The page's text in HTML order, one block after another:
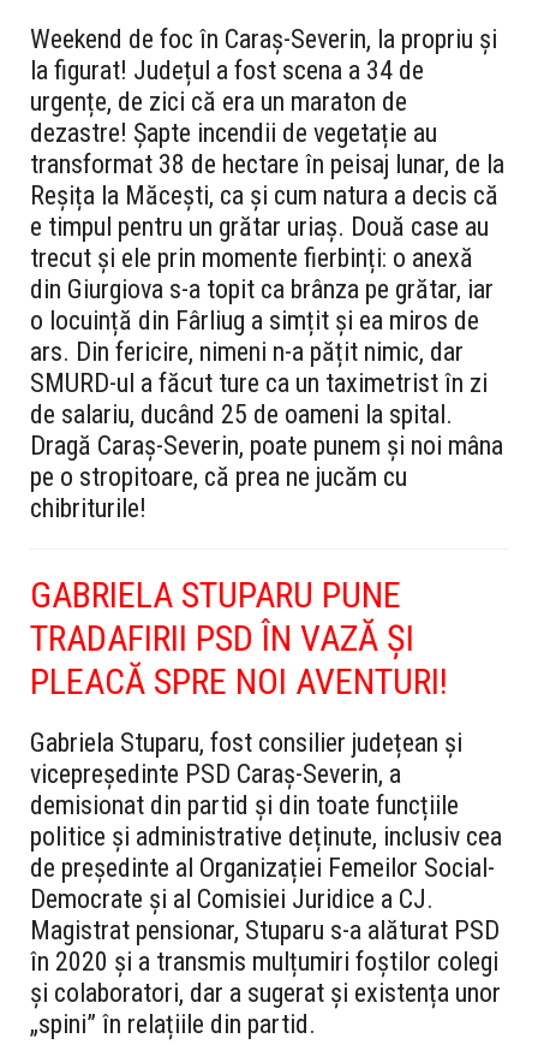
Weekend de foc în Caraș-Severin, la propriu și
la figurat! Județul a fost scena a 34 de
urgențe, de zici că era un maraton de
dezastre! Șapte incendii de vegetație au
transformat 38 de hectare în peisaj lunar, de la
Reșița la Măcești, ca și cum natura a decis că
e timpul pentru un grătar uriaș. Două case au
trecut și ele prin momente fierbinți: o anexă
din Giurgiova s-a topit ca brânza pe grătar, iar
o locuință din Fârliug a simțit și ea miros de
ars. Din fericire, nimeni n-a pățit nimic, dar
SMURD-ul a făcut ture ca un taximetrist în zi
de salariu, ducând 25 de oameni la spital.
Dragă Caraș-Severin, poate punem și noi mâna
pe o stropitoare, că prea ne jucăm cu
chibriturile!
GABRIELA STUPARU PUNE
TRADAFIRII PSD ÎN VAZĂ ȘI
PLEACĂ SPRE NOI AVENTURI!
Gabriela Stuparu, fost consilier județean și
vicepreședinte PSD Caraș-Severin, a
demisionat din partid și din toate funcțiile
politice și administrative deținute, inclusiv cea
de președinte al Organizației Femeilor Social-
Democrate și al Comisiei Juridice a CJ.
Magistrat pensionar, Stuparu s-a alăturat PSD
în 2020 și a transmis mulțumiri foștilor colegi
și colaboratori, dar a sugerat și existența unor
„spini” în relațiile din partid.